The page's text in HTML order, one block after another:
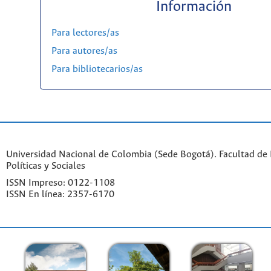
Información
Para lectores/as
Para autores/as
Para bibliotecarios/as
Universidad Nacional de Colombia (Sede Bogotá). Facultad de
Políticas y Sociales
ISSN Impreso: 0122-1108
ISSN En línea: 2357-6170